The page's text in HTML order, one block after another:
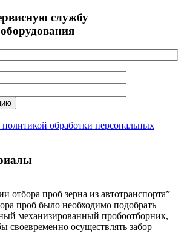
службу
политикой обработки персональных
отбора проб зерна из автотранспорта”
проб было необходимо подобрать
механизированный пробоотборник,
своевременно осуществлять забор